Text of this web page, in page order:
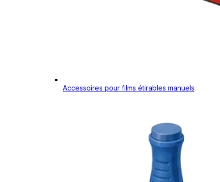
Accessoires pour films étirables manuels